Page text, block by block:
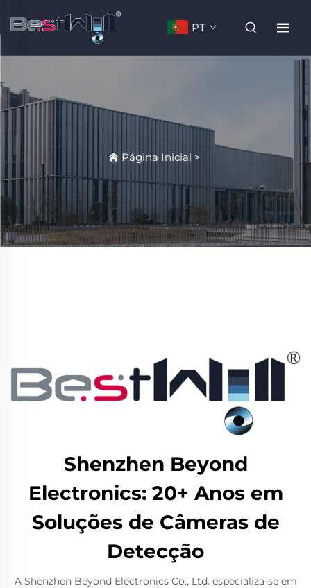
PT
Página Inicial >
Shenzhen Beyond
Electronics: 20+ Anos em
Soluções de Câmeras de
Detecção
A Shenzhen Beyond Electronics Co., Ltd. especializa-se em